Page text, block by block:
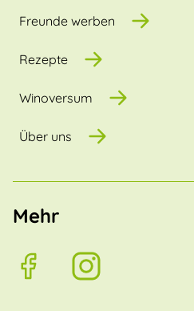
Freunde werben
Rezepte
Winoversum
Über uns
Mehr